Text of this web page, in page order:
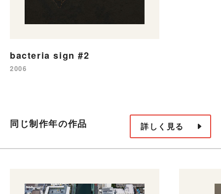
bacteria sign #2
2006
同じ制作年の作品 詳しく見る